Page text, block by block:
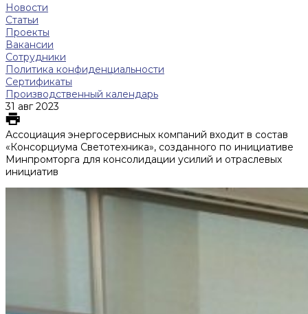
Новости
Статьи
Проекты
Вакансии
Сотрудники
Политика конфиденциальности
Сертификаты
Производственный календарь
31 авг 2023
Ассоциация энергосервисных компаний входит в состав
«Консорциума Светотехника», созданного по инициативе
Минпромторга для консолидации усилий и отраслевых
инициатив